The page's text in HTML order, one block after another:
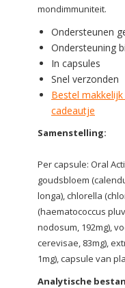
mondimmuniteit.
Ondersteunen
Ondersteuning
In capsules
Snel verzonden
Bestel
cadeautje
Samenstelling:
Per capsule: Oral
goudsbloem
longa), chlorella
(haematococcus
nodosum, 192mg),
cerevisae, 83mg),
1mg), capsule van
Analytische